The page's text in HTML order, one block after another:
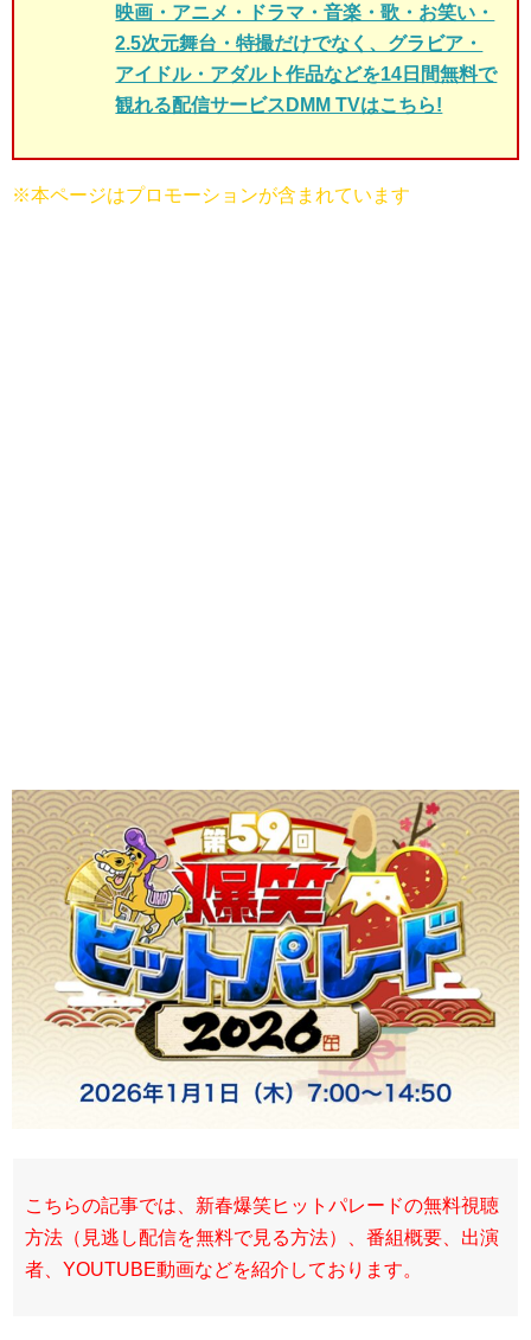
映画・アニメ・ドラマ・音楽・歌・お笑い・
2.5次元舞台・特撮だけでなく、グラビア・
アイドル・アダルト作品などを14日間無料で
観れる配信サービスDMM TVはこちら!
※本ページはプロモーションが含まれています
こちらの記事では、新春爆笑ヒットパレードの無料視聴
方法（見逃し配信を無料で見る方法）、番組概要、出演
者、YOUTUBE動画などを紹介しております。